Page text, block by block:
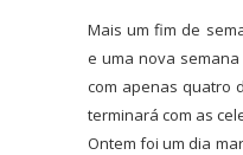
Mais um fim de
e uma nova
com apenas quatro
terminará com as
Ontem foi um dia